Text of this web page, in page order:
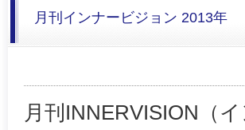
月刊インナービジョン 2013年
月刊INNERVISION（